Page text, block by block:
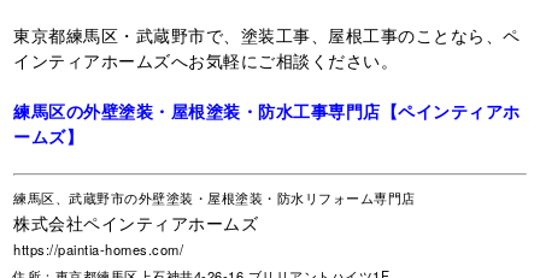
東京都練馬区・武蔵野市で、塗装工事、屋根工事のことなら、ペ
インティアホームズへお気軽にご相談ください。
練馬区の外壁塗装・屋根塗装・防水工事専門店【ペインティアホ
ームズ】
練馬区、武蔵野市の外壁塗装・屋根塗装・防水リフォーム専門店
株式会社ペインティアホームズ
https://paintia-homes.com/